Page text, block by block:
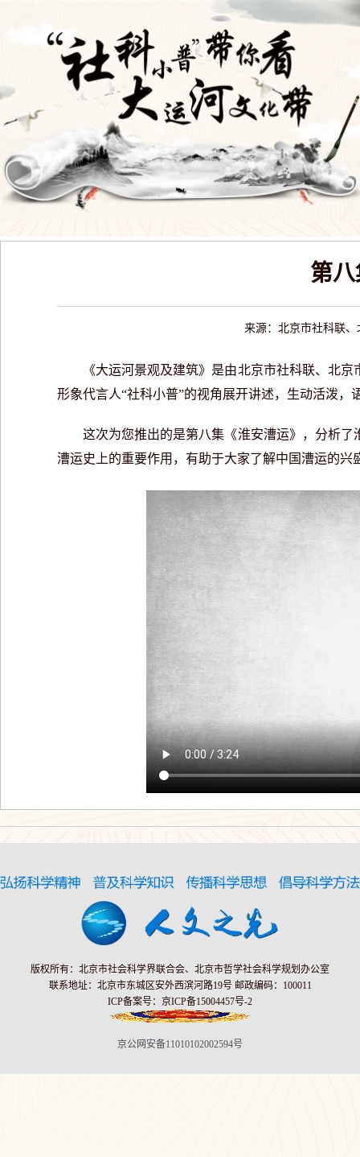
第
来源：北京市社科联
《大运河景观及建筑》是由北京市社科联、北京
形象代言人“社科小普”的视角展开讲述，生动活泼
这次为您推出的是第八集《淮安漕运》，分析了
漕运史上的重要作用，有助于大家了解中国漕运的兴
版权所有：北京市社会科学界联合会、北京市哲学社会科学规划办公室
联系地址：北京市东城区安外西滨河路19号 邮政编码：100011
ICP备案号：京ICP备15004457号-2
京公网安备11010102002594号